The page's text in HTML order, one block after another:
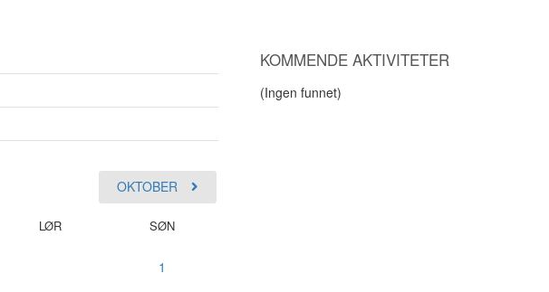
OKTOBER
LØR SØN
1
KOMMENDE AKTIVITETER
(Ingen funnet)